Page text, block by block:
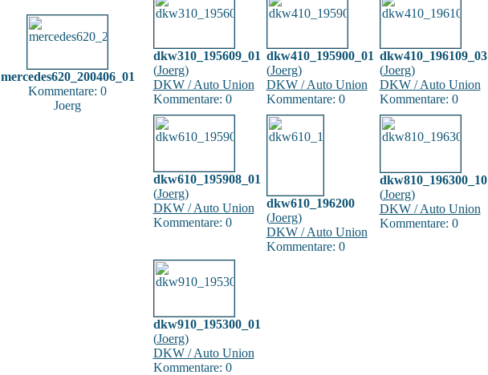
mercedes620_200406_01
Kommentare: 0
Joerg
dkw310_195609_01
(Joerg)
DKW / Auto Union
Kommentare: 0
dkw410_195900_01
(Joerg)
DKW / Auto Union
Kommentare: 0
dkw410_196109_03
(Joerg)
DKW / Auto Union
Kommentare: 0
dkw610_195908_01
(Joerg)
DKW / Auto Union
Kommentare: 0
dkw610_196200
(Joerg)
DKW / Auto Union
Kommentare: 0
dkw810_196300_10
(Joerg)
DKW / Auto Union
Kommentare: 0
dkw910_195300_01
(Joerg)
DKW / Auto Union
Kommentare: 0